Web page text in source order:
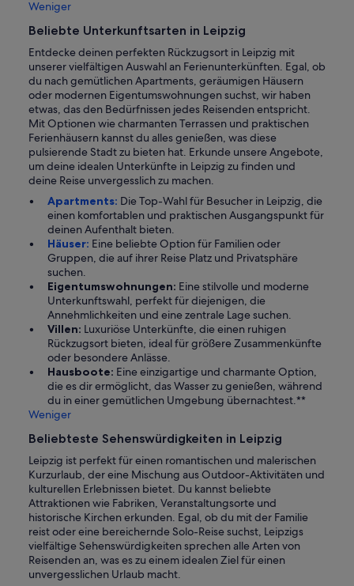
Weniger
Beliebte Unterkunftsarten in Leipzig
Entdecke deinen perfekten Rückzugsort in Leipzig mit
unserer vielfältigen Auswahl an Ferienunterkünften. Egal, ob
du nach gemütlichen Apartments, geräumigen Häusern
oder modernen Eigentumswohnungen suchst, wir haben
etwas, das den Bedürfnissen jedes Reisenden entspricht.
Mit Optionen wie charmanten Terrassen und praktischen
Ferienhäusern kannst du alles genießen, was diese
pulsierende Stadt zu bieten hat. Erkunde unsere Angebote,
um deine idealen Unterkünfte in Leipzig zu finden und
deine Reise unvergesslich zu machen.
Apartments: Die Top-Wahl für Besucher in Leipzig, die
einen komfortablen und praktischen Ausgangspunkt für
deinen Aufenthalt bieten.
Häuser: Eine beliebte Option für Familien oder
Gruppen, die auf ihrer Reise Platz und Privatsphäre
suchen.
Eigentumswohnungen: Eine stilvolle und moderne
Unterkunftswahl, perfekt für diejenigen, die
Annehmlichkeiten und eine zentrale Lage suchen.
Villen: Luxuriöse Unterkünfte, die einen ruhigen
Rückzugsort bieten, ideal für größere Zusammenkünfte
oder besondere Anlässe.
Hausboote: Eine einzigartige und charmante Option,
die es dir ermöglicht, das Wasser zu genießen, während
du in einer gemütlichen Umgebung übernachtest.**
Weniger
Beliebteste Sehenswürdigkeiten in Leipzig
Leipzig ist perfekt für einen romantischen und malerischen
Kurzurlaub, der eine Mischung aus Outdoor-Aktivitäten und
kulturellen Erlebnissen bietet. Du kannst beliebte
Attraktionen wie Fabriken, Veranstaltungsorte und
historische Kirchen erkunden. Egal, ob du mit der Familie
reist oder eine bereichernde Solo-Reise suchst, Leipzigs
vielfältige Sehenswürdigkeiten sprechen alle Arten von
Reisenden an, was es zu einem idealen Ziel für einen
unvergesslichen Urlaub macht.